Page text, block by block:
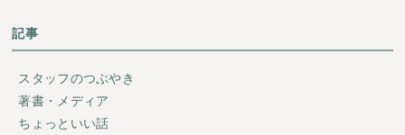
記事
スタッフのつぶやき
著書・メディア
ちょっといい話